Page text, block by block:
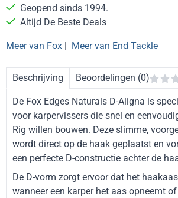
Geopend sinds 1994.
Altijd De Beste Deals
Meer van Fox Meer van End Tackle
Beschrijving Beoordelingen (0)
De Fox Edges Naturals D-Aligna is
voor karpervissers die snel en
Rig willen bouwen. Deze slimme,
wordt direct op de haak geplaatst en
een perfecte D-constructie achter de
De D-vorm zorgt ervoor dat het
wanneer een karper het aas opneemt